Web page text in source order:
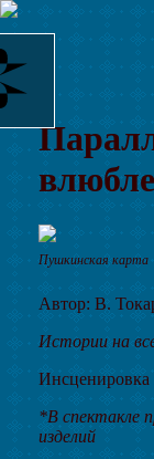
Пушкинская карта
Автор: В.
Истории на
*В спектакле
изделий